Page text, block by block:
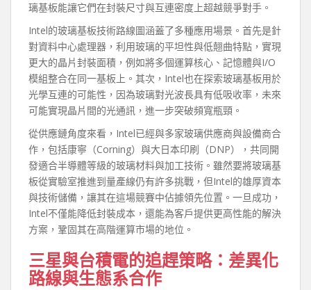
璃基板能讓它們在封裝尺寸與互連密度上超越競爭對手。
Intel的玻璃基板技術路線圖涵蓋了多種應用場景。首先是針
對資料中心處理器，利用玻璃的平坦性與低翹曲特點，實現
更大的晶片封裝面積，例如將多個運算核心、記憶體與I/O
模組整合在同一基板上。其次，Intel也在探索玻璃基板用於
光學互連的可能性，因為玻璃對光波長具有低吸收率，未來
可能實現晶片間的光通訊，進一步突破頻寬瓶頸。
從供應鏈角度來看，Intel已經與多家玻璃供應商與設備商合
作，包括康寧（Corning）與大日本印刷（DNP），共同開
發適合半導體等級的玻璃材料與加工技術。雖然要將玻璃基
板從實驗室推進到量產線仍有許多挑戰，但Intel的雄厚資本
與技術儲備，讓其在這場競賽中佔據領先位置。一旦成功，
Intel不僅能降低封裝成本，還能為客戶提供更高性能的解決
方案，鞏固其在高階運算市場的地位。
三星與台積電的追趕策略：差異化
路線與生態系合作